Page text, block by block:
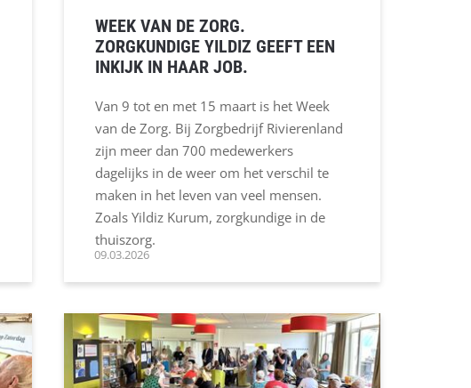
WEEK VAN DE ZORG.
ZORGKUNDIGE YILDIZ GEEFT EEN
INKIJK IN HAAR JOB.
Van 9 tot en met 15 maart is het Week
van de Zorg. Bij Zorgbedrijf Rivierenland
zijn meer dan 700 medewerkers
dagelijks in de weer om het verschil te
maken in het leven van veel mensen.
Zoals Yildiz Kurum, zorgkundige in de
thuiszorg.
09.03.2026